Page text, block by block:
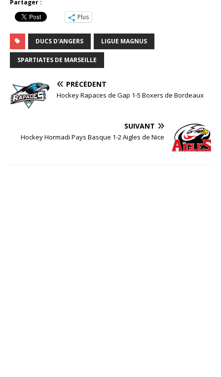
Partager :
Plus
DUCS D'ANGERS LIGUE MAGNUS
SPARTIATES DE MARSEILLE
PRÉCÉDENT
Hockey Rapaces de Gap 1-5 Boxers de Bordeaux
SUIVANT
Hockey Hormadi Pays Basque 1-2 Aigles de Nice